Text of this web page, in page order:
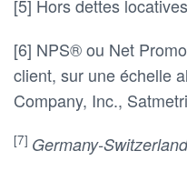
[5] Hors dettes
[6] NPS® ou Net
client, sur une échelle
Company, Inc.,
[7] Germany-